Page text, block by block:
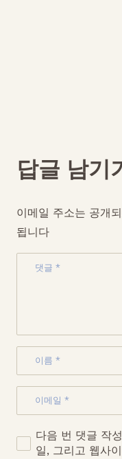
답글 남기
이메일 주소는 공개
됩니다
다음 번 댓글 작
일, 그리고 웹사